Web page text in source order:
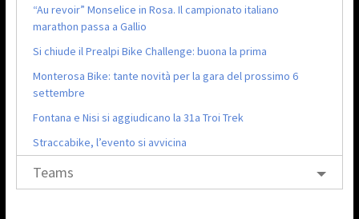
“Au revoir” Monselice in Rosa. Il campionato italiano
marathon passa a Gallio
Si chiude il Prealpi Bike Challenge: buona la prima
Monterosa Bike: tante novità per la gara del prossimo 6
settembre
Fontana e Nisi si aggiudicano la 31a Troi Trek
Straccabike, l’evento si avvicina
Teams